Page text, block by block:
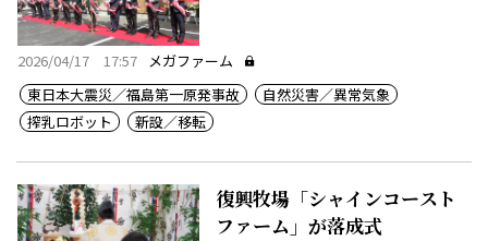
2026/04/17 17:57 メガファーム
東日本大震災／福島第一原発事故
自然災害／異常気象
搾乳ロボット
新設／移転
復興牧場「シャインコースト
ファーム」が落成式